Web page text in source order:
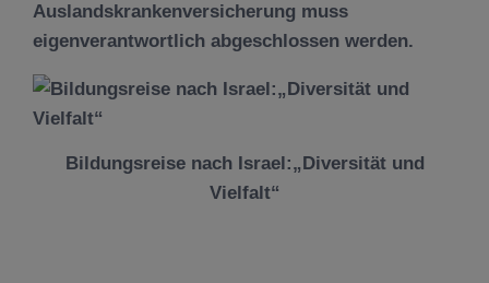
Auslandskrankenversicherung muss
eigenverantwortlich abgeschlossen werden.
Bildungsreise nach Israel:„Diversität und
Vielfalt“